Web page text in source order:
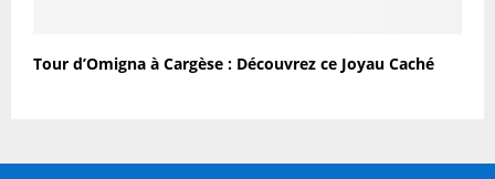
Tour d’Omigna à Cargèse : Découvrez ce Joyau Caché